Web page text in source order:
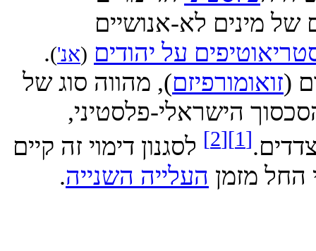
מינים לא-אנושיים
על יהודים (אנ')
.
זואומורפיזם), מהווה סוג של
הישראלי-פלסטיני,
[1]
[2]
לסגנון דימוי זה קיים
מזמןהעלייה השנייה.